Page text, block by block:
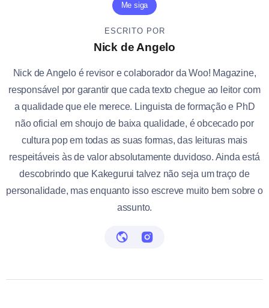
Me siga
ESCRITO POR
Nick de Angelo
Nick de Angelo é revisor e colaborador da Woo! Magazine,
responsável por garantir que cada texto chegue ao leitor com
a qualidade que ele merece. Linguista de formação e PhD
não oficial em shoujo de baixa qualidade, é obcecado por
cultura pop em todas as suas formas, das leituras mais
respeitáveis às de valor absolutamente duvidoso. Ainda está
descobrindo que Kakegurui talvez não seja um traço de
personalidade, mas enquanto isso escreve muito bem sobre o
assunto.